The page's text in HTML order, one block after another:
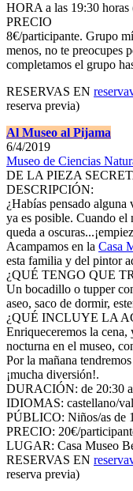
HORA a las 19:30 horas
PRECIO
8€/participante. Grupo
menos, no te preocupes
completamos el grupo
RESERVAS EN
reserva previa)
Al Museo al Pijama
6/4/2019
Museo de Ciencias
DE LA PIEZA
DESCRIPCIÓN:
¿Habías pensado alguna
ya es posible. Cuando el
queda a
Acampamos en la Casa
esta familia y del pintor
¿QUÉ TENGO QUE
Un bocadillo o tupper
aseo, saco de dormir,
¿QUÉ INCLUYE LA
Enriqueceremos la cena,
nocturna en el museo,
Por la mañana
¡mucha diversión!.
DURACIÓN: de 20:30 a
IDIOMAS: castellano/
PÚBLICO: Niños/as de
PRECIO: 20€/
LUGAR: Casa Museo
RESERVAS EN
reserva previa)